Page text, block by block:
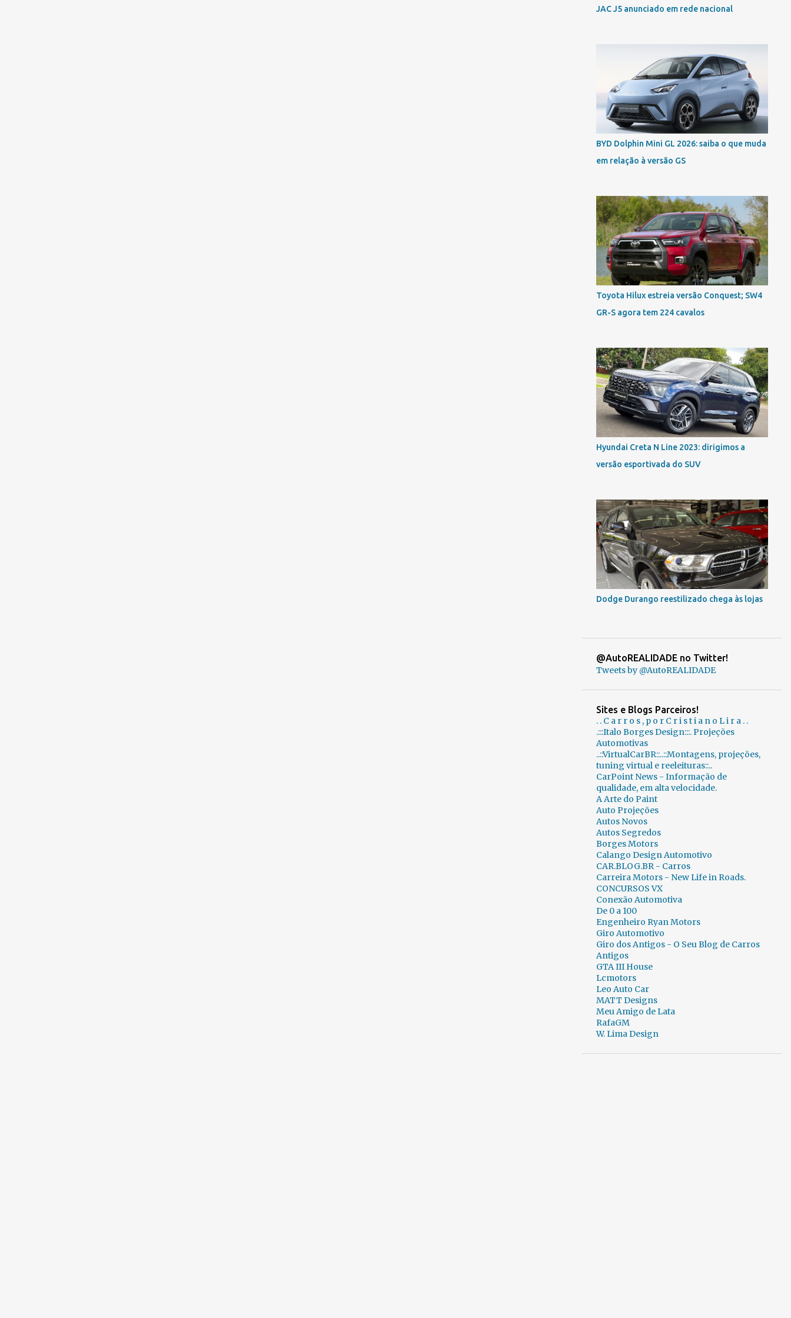
JAC J5 anunciado em rede nacional
BYD Dolphin Mini GL 2026: saiba o que muda
em relação à versão GS
Toyota Hilux estreia versão Conquest; SW4
GR-S agora tem 224 cavalos
Hyundai Creta N Line 2023: dirigimos a
versão esportivada do SUV
Dodge Durango reestilizado chega às lojas
@AutoREALIDADE no Twitter!
Tweets by @AutoREALIDADE
Sites e Blogs Parceiros!
. . C a r r o s , p o r C r i s t i a n o L i r a . .
.:::Italo Borges Design:::. Projeções
Automotivas
..::VirtualCarBR::..::Montagens, projeções,
tuning virtual e reeleituras::..
CarPoint News - Informação de
qualidade, em alta velocidade.
A Arte do Paint
Auto Projeções
Autos Novos
Autos Segredos
Borges Motors
Calango Design Automotivo
CAR.BLOG.BR - Carros
Carreira Motors - New Life in Roads.
CONCURSOS VX
Conexão Automotiva
De 0 a 100
Engenheiro Ryan Motors
Giro Automotivo
Giro dos Antigos - O Seu Blog de Carros
Antigos
GTA III House
Lcmotors
Leo Auto Car
MATT Designs
Meu Amigo de Lata
RafaGM
W. Lima Design